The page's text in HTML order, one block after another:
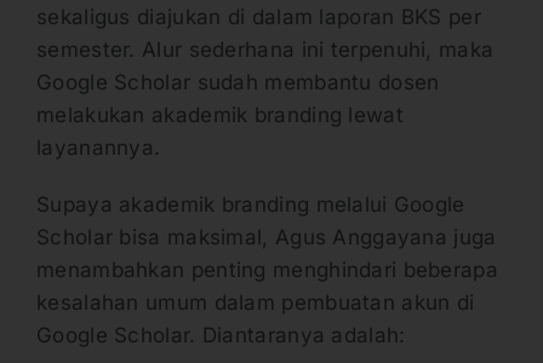
sekaligus diajukan di dalam laporan BKS per
semester. Alur sederhana ini terpenuhi, maka
Google Scholar sudah membantu dosen
melakukan akademik branding lewat
layanannya.
Supaya akademik branding melalui Google
Scholar bisa maksimal, Agus Anggayana juga
menambahkan penting menghindari beberapa
kesalahan umum dalam pembuatan akun di
Google Scholar. Diantaranya adalah: